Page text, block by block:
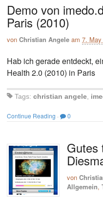
Demo von
Paris (2010)
von Christian Angele am 7. May
Hab ich gerade entdeckt,
Health 2.0 (2010) in Paris
Tags: christian angele
Continue Reading · 0
Gutes
von
Allgemein,